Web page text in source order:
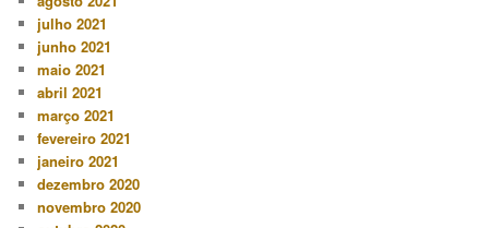
julho 2021
junho 2021
maio 2021
abril 2021
março 2021
fevereiro 2021
janeiro 2021
dezembro 2020
novembro 2020